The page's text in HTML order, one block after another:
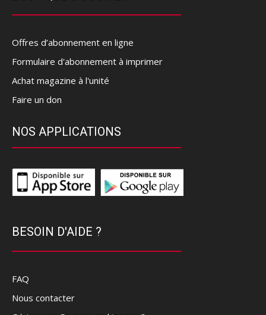
Offres d’abonnement en ligne
Formulaire d'abonnement à imprimer
Achat magazine à l'unité
Faire un don
NOS APPLICATIONS
BESOIN D'AIDE ?
FAQ
Nous contacter